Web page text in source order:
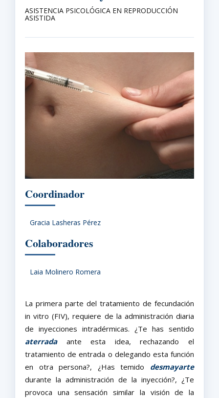
ASISTENCIA PSICOLÓGICA EN REPRODUCCIÓN
ASISTIDA
Coordinador
Gracia Lasheras Pérez
Colaboradores
Laia Molinero Romera
La primera parte del tratamiento de fecundación
in vitro (FIV), requiere de la administración diaria
de inyecciones intradérmicas. ¿Te has sentido
aterradaante esta idea, rechazando el
tratamiento de entrada o delegando esta función
en otra persona?, ¿Has temido desmayarte
durante la administración de la inyección?, ¿Te
provoca una sensación similar la visión de la